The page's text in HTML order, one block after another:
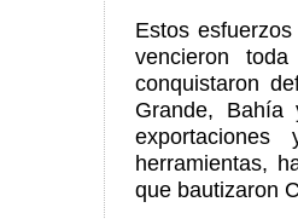
Estos
vencieron
conquistaron
Grande,
herramientas,
que bautizaron